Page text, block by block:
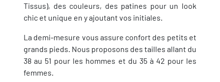
Tissus), des couleurs, des patines pour un look
chic et unique en y ajoutant vos initiales.
La demi-mesure vous assure confort des petits et
grands pieds. Nous proposons des tailles allant du
38 au 51 pour les hommes et du 35 à 42 pour les
femmes.